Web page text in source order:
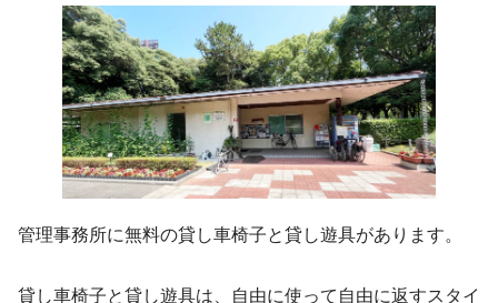
管理事務所に無料の貸し車椅子と貸し遊具があります。
貸し車椅子と貸し遊具は、自由に使って自由に返すスタイ